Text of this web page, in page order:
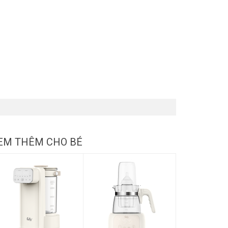
THÊM CHO BÉ